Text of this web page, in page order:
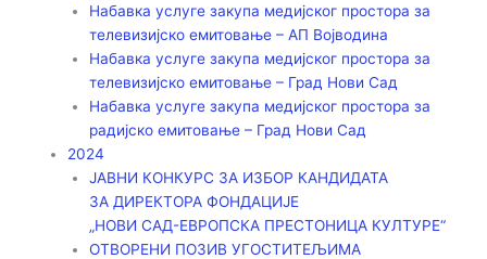
Набавка услуге закупа медијског простора за
телевизијско емитовање – АП Војводинa
Набавка услуге закупа медијског простора за
телевизијско емитовање – Град Нови Сад
Набавка услуге закупа медијског простора за
радијско емитовање – Град Нови Сад
2024
ЈАВНИ КОНКУРС ЗА ИЗБОР КАНДИДАТА
ЗА ДИРЕКТОРА ФОНДАЦИЈЕ
„НОВИ САД-ЕВРОПСКА ПРЕСТОНИЦА КУЛТУРЕ“
ОТВОРЕНИ ПОЗИВ УГОСТИТЕЉИМА